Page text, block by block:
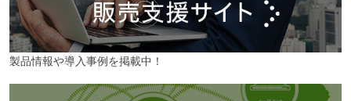
製品情報や導入事例を掲載中！